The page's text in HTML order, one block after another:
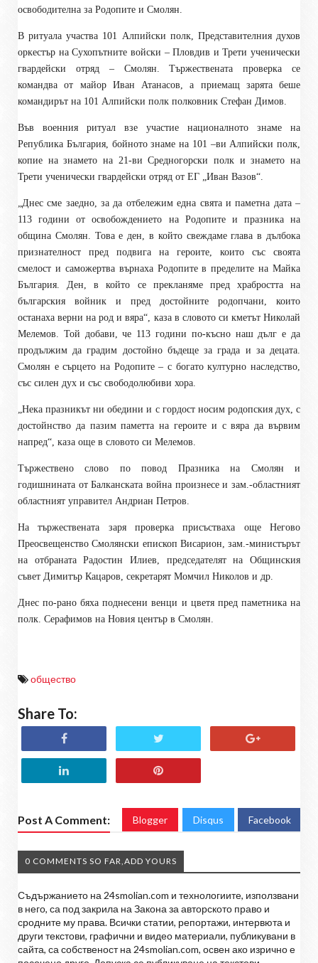
освободителна за Родопите и Смолян.
В ритуала участва 101 Алпийски полк, Представителния духов
оркестър на Сухопътните войски – Пловдив и Трети ученически
гвардейски отряд – Смолян. Тържествената проверка се
командва от майор Иван Атанасов, а приемащ зарята беше
командирът на 101 Алпийски полк полковник Стефан Димов.
Във военния ритуал взе участие националното знаме на
Република България, бойното знаме на 101 –ви Алпийски полк,
копие на знамето на 21-ви Средногорски полк и знамето на
Трети ученически гвардейски отряд от ЕГ „Иван Вазов“.
„Днес сме заедно, за да отбележим една свята и паметна дата –
113 години от освобождението на Родопите и празника на
община Смолян. Това е ден, в който свеждаме глава в дълбока
признателност пред подвига на героите, които със своята
смелост и саможертва върнаха Родопите в пределите на Майка
България. Ден, в който се прекланяме пред храбростта на
българския войник и пред достойните родопчани, които
останаха верни на род и вяра“, каза в словото си кметът Николай
Мелемов. Той добави, че 113 години по-късно наш дълг е да
продължим да градим достойно бъдеще за града и за децата.
Смолян е сърцето на Родопите – с богато културно наследство,
със силен дух и със свободолюбиви хора.
„Нека празникът ни обедини и с гордост носим родопския дух, с
достойнство да пазим паметта на героите и с вяра да вървим
напред“, каза още в словото си Мелемов.
Тържествено слово по повод Празника на Смолян и
годишнината от Балканската война произнесе и зам.-областният
областният управител Андриан Петров.
На тържествената заря проверка присъстваха още Негово
Преосвещенство Смолянски епископ Висарион, зам.-министърът
на отбраната Радостин Илиев, председателят на Общинския
съвет Димитър Кацаров, секретарят Момчил Николов и др.
Днес по-рано бяха поднесени венци и цветя пред паметника на
полк. Серафимов на Новия център в Смолян.
общество
Share To:
Post A Comment: Blogger Disqus Facebook
0 COMMENTS SO FAR,ADD YOURS
Съдържанието на 24smolian.com и технологиите, използвани
в него, са под закрила на Закона за авторското право и
сродните му права. Всички статии, репортажи, интервюта и
други текстови, графични и видео материали, публикувани в
сайта, са собственост на 24smolian.com, освен ако изрично е